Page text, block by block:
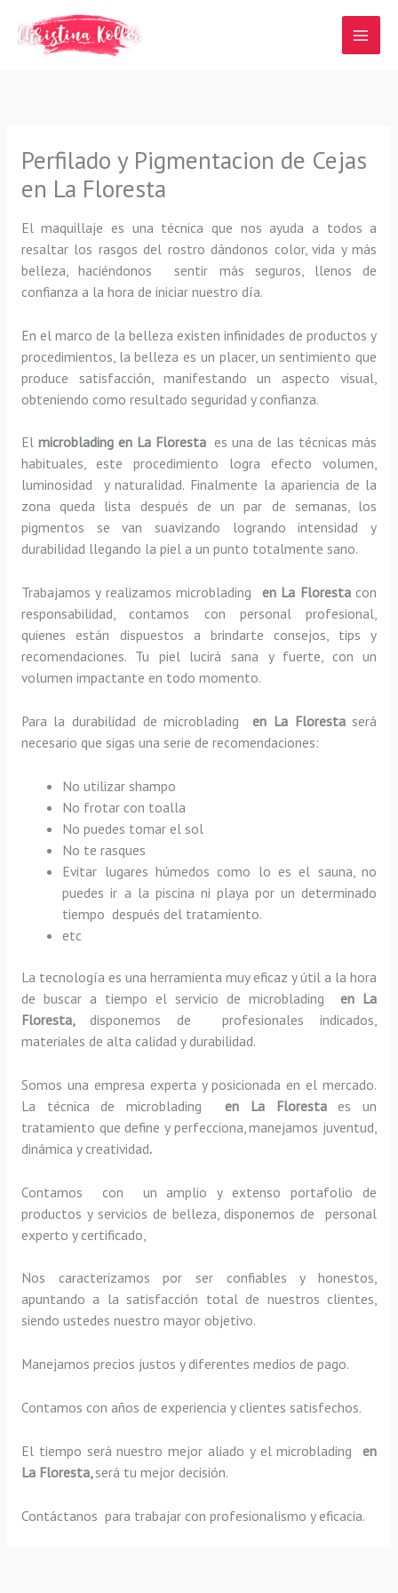
contenido
Perfilado y Pigmentacion de Cejas
en La Floresta
El maquillaje es una técnica que nos ayuda a todos a
resaltar los rasgos del rostro dándonos color, vida y más
belleza, haciéndonos sentir más seguros, llenos de
confianza a la hora de iniciar nuestro día.
En el marco de la belleza existen infinidades de productos y
procedimientos, la belleza es un placer, un sentimiento que
produce satisfacción, manifestando un aspecto visual,
obteniendo como resultado seguridad y confianza.
El microblading en La Floresta es una de las técnicas más
habituales, este procedimiento logra efecto volumen,
luminosidad y naturalidad. Finalmente la apariencia de la
zona queda lista después de un par de semanas, los
pigmentos se van suavizando logrando intensidad y
durabilidad llegando la piel a un punto totalmente sano.
Trabajamos y realizamos microblading en La Floresta con
responsabilidad, contamos con personal profesional,
quienes están dispuestos a brindarte consejos, tips y
recomendaciones. Tu piel lucirá sana y fuerte, con un
volumen impactante en todo momento.
Para la durabilidad de microblading en La Floresta será
necesario que sigas una serie de recomendaciones:
No utilizar shampo
No frotar con toalla
No puedes tomar el sol
No te rasques
Evitar lugares húmedos como lo es el sauna, no
puedes ir a la piscina ni playa por un determinado
tiempo después del tratamiento.
etc
La tecnología es una herramienta muy eficaz y útil a la hora
de buscar a tiempo el servicio de microblading en La
Floresta, disponemos de profesionales indicados,
materiales de alta calidad y durabilidad.
Somos una empresa experta y posicionada en el mercado.
La técnica de microblading en La Floresta es un
tratamiento que define y perfecciona, manejamos juventud,
dinámica y creatividad.
Contamos con un amplio y extenso portafolio de
productos y servicios de belleza, disponemos de personal
experto y certificado,
Nos caracterizamos por ser confiables y honestos,
apuntando a la satisfacción total de nuestros clientes,
siendo ustedes nuestro mayor objetivo.
Manejamos precios justos y diferentes medios de pago.
Contamos con años de experiencia y clientes satisfechos.
El tiempo será nuestro mejor aliado y elmicroblading en
La Floresta, será tu mejor decisión.
Contáctanos para trabajar con profesionalismo y eficacia.